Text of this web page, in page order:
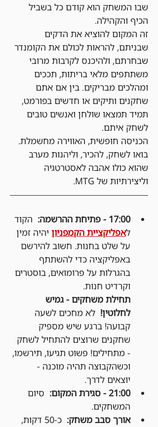
שבו המשחק הוא קודם כל בשביל
הכיף והקהילה.
זה המקום להוציא את הדקים
שבניתם, להראות לכולם את הקומנדר
שבחרתם, ולהיכנס לקרבות מרובי
משתתפים מלאי בריתות, תככים
ומהלכים מבריקים. בין אם אתם
שחקנים ותיקים או חדשים בפורמט,
תמיד תמצאו שולחן ואנשים טובים
לשחק איתם.
הכניסה חופשית, האווירה מחשמלת.
בואו לשחק, להכיר, וליהנות מערב
שהוא כולו אהבה לאסטרטגיה
וליצירתיות של MTG.
17:00 - פתיחת ההרשמה:
הקוד
לאפליקציית הקמפניון יהיה זמין
על שלט בחנות. חשוב להירשם
באפליקציה כדי להשתתף
בהגרלות על פרומואים, בוסטרים
וקרדיט חנות.
תחילת משחקים - גמיש
לחלוטין! לא מחכים לשעה
קבועה! ברגע שיש מספיק
שחקנים שרוצים להתחיל לשחק
- מתחילים! פשוט תגיעו, תירשמו,
וכשהקבוצה תהיה מוכנה -
יוצאים לדרך.
21:00 - סגירת המקום:
סיום
המשחקים.
אורך סבב משחק:
כ-50 דקות,